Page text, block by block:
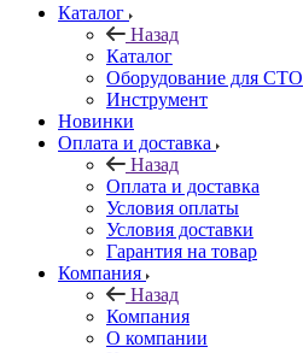
Каталог
Назад
Каталог
Оборудование для СТО
Инструмент
Новинки
Оплата и доставка
Назад
Оплата и доставка
Условия оплаты
Условия доставки
Гарантия на товар
Компания
Назад
Компания
О компании